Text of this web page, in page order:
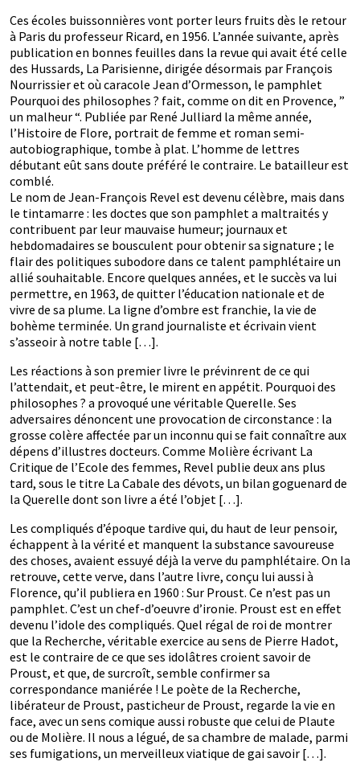
Ces écoles buissonnières vont porter leurs fruits dès le retour
à Paris du professeur Ricard, en 1956. L’année suivante, après
publication en bonnes feuilles dans la revue qui avait été celle
des Hussards, La Parisienne, dirigée désormais par François
Nourrissier et où caracole Jean d’Ormesson, le pamphlet
Pourquoi des philosophes ? fait, comme on dit en Provence, ”
un malheur “. Publiée par René Julliard la même année,
l’Histoire de Flore, portrait de femme et roman semi-
autobiographique, tombe à plat. L’homme de lettres
débutant eût sans doute préféré le contraire. Le batailleur est
comblé.
Le nom de Jean-François Revel est devenu célèbre, mais dans
le tintamarre : les doctes que son pamphlet a maltraités y
contribuent par leur mauvaise humeur; journaux et
hebdomadaires se bousculent pour obtenir sa signature ; le
flair des politiques subodore dans ce talent pamphlétaire un
allié souhaitable. Encore quelques années, et le succès va lui
permettre, en 1963, de quitter l’éducation nationale et de
vivre de sa plume. La ligne d’ombre est franchie, la vie de
bohème terminée. Un grand journaliste et écrivain vient
s’asseoir à notre table […].
Les réactions à son premier livre le prévinrent de ce qui
l’attendait, et peut-être, le mirent en appétit. Pourquoi des
philosophes ? a provoqué une véritable Querelle. Ses
adversaires dénoncent une provocation de circonstance : la
grosse colère affectée par un inconnu qui se fait connaître aux
dépens d’illustres docteurs. Comme Molière écrivant La
Critique de l’Ecole des femmes, Revel publie deux ans plus
tard, sous le titre La Cabale des dévots, un bilan goguenard de
la Querelle dont son livre a été l’objet […].
Les compliqués d’époque tardive qui, du haut de leur pensoir,
échappent à la vérité et manquent la substance savoureuse
des choses, avaient essuyé déjà la verve du pamphlétaire. On la
retrouve, cette verve, dans l’autre livre, conçu lui aussi à
Florence, qu’il publiera en 1960 : Sur Proust. Ce n’est pas un
pamphlet. C’est un chef-d’oeuvre d’ironie. Proust est en effet
devenu l’idole des compliqués. Quel régal de roi de montrer
que la Recherche, véritable exercice au sens de Pierre Hadot,
est le contraire de ce que ses idolâtres croient savoir de
Proust, et que, de surcroît, semble confirmer sa
correspondance maniérée ! Le poète de la Recherche,
libérateur de Proust, pasticheur de Proust, regarde la vie en
face, avec un sens comique aussi robuste que celui de Plaute
ou de Molière. Il nous a légué, de sa chambre de malade, parmi
ses fumigations, un merveilleux viatique de gai savoir […].